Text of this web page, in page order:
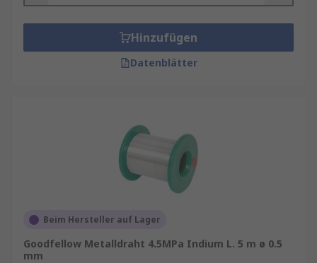
Hinzufügen
Datenblätter
Beim Hersteller auf Lager
Goodfellow Metalldraht 4.5MPa Indium L. 5 m ø 0.5
mm